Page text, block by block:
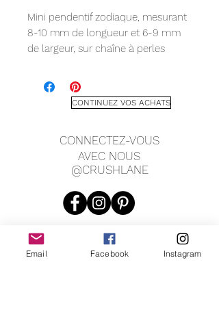
Mini pendentif zodiaque, mesurant
8-10 mm de longueur et 6-9 mm
de largeur, sur chaîne à perles
perles scintillantes de 16" (argent
sterling).
CONTINUEZ VOS ACHATS
CONNECTEZ-VOUS
AVEC NOUS
@CRUSHLANE
Email Facebook Instagram